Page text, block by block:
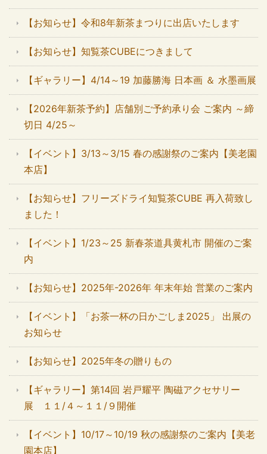
【お知らせ】令和8年新茶まつりに出店いたします
【お知らせ】知覧茶CUBEにつきまして
【ギャラリー】4/14～19 加藤勝海 日本画 ＆ 水墨画展
【2026年新茶予約】店舗別ご予約承り会 ご案内 ～締
切日 4/25～
【イベント】3/13～3/15 春の感謝祭のご案内【美老園
本店】
【お知らせ】フリーズドライ知覧茶CUBE 再入荷致し
ました！
【イベント】1/23～25 新春茶道具黄札市 開催のご案
内
【お知らせ】2025年-2026年 年末年始 営業のご案内
【イベント】「お茶一杯の日かごしま2025」 出展の
お知らせ
【お知らせ】2025年冬の贈りもの
【ギャラリー】第14回 岩戸耀平 陶磁アクセサリー
展 １１/４～１１/９開催
【イベント】10/17～10/19 秋の感謝祭のご案内【美老
園本店】